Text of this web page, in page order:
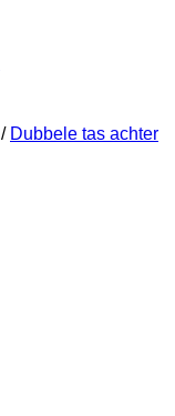
/ Dubbele tas achter